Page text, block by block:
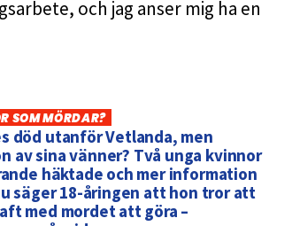
och jag anser mig ha en
SOM MÖRDAR?
död utanför Vetlanda, men
av sina vänner? Två unga kvinnor
häktade och mer information
säger 18-åringen att hon tror att
med mordet att göra –